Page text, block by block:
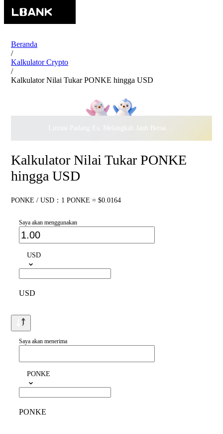
Beranda
/
Kalkulator Crypto
/
Kalkulator Nilai Tukar PONKE hingga USD
Lintasi Padang Es, Melangkah Jauh Bersama · Rayakan
Kalkulator Nilai Tukar PONKE
hingga USD
PONKE / USD：1 PONKE = $0.0164
Saya akan menggunakan
USD
USD
Saya akan menerima
PONKE
PONKE